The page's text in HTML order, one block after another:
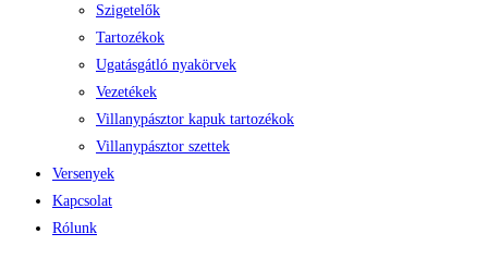
Szigetelők
Tartozékok
Ugatásgátló nyakörvek
Vezetékek
Villanypásztor kapuk tartozékok
Villanypásztor szettek
Versenyek
Kapcsolat
Rólunk